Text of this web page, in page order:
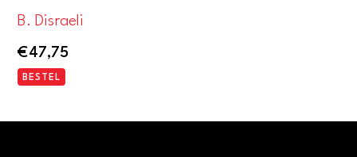
B. Disraeli
€47,75
BESTEL